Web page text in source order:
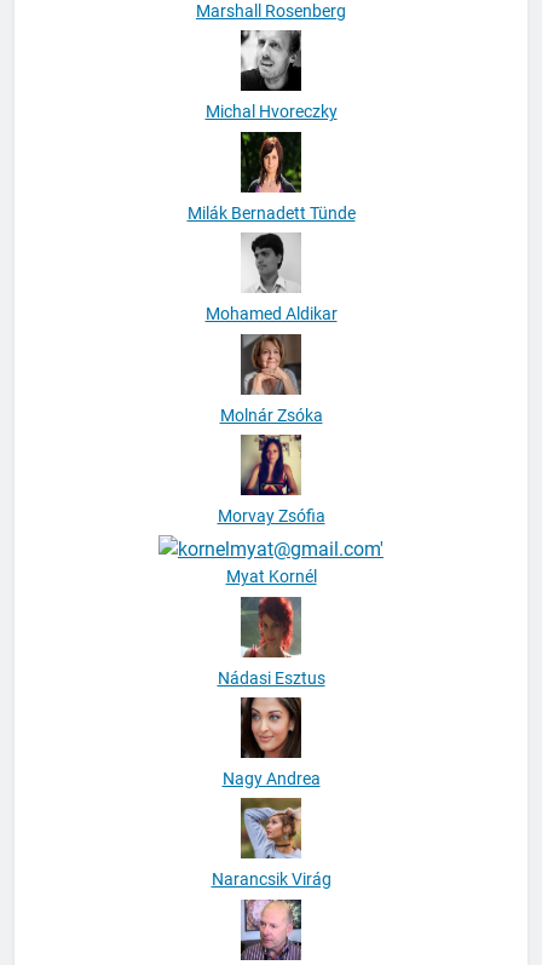
Marshall Rosenberg
Michal Hvoreczky
Milák Bernadett Tünde
Mohamed Aldikar
Molnár Zsóka
Morvay Zsófia
Myat Kornél
Nádasi Esztus
Nagy Andrea
Narancsik Virág